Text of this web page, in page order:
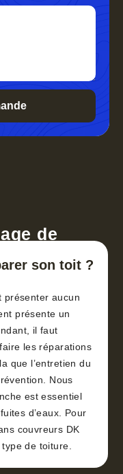
de
son toit ?
présenter aucun
présente un
il faut
les réparations
que l’entretien du
Nous
est essentiel
d’eaux. Pour
couvreurs DK
de toiture.